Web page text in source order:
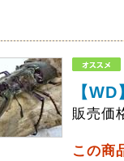
【
販売価
この商